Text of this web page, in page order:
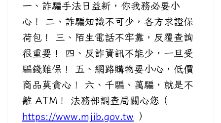
一、詐騙手法日益新，你我務必要小
心！ 二、詐騙知識不可少，各方求證保
荷包！ 三、陌生電話不牢靠，反覆查詢
很重要！ 四、反詐資訊不能少，一旦受
騙錢難保！ 五、網路購物要小心，低價
商品莫貪心！ 六、千騙、萬騙，就是不
離 ATM！ 法務部調查局關心您（
https://www.mjib.gov.tw ）